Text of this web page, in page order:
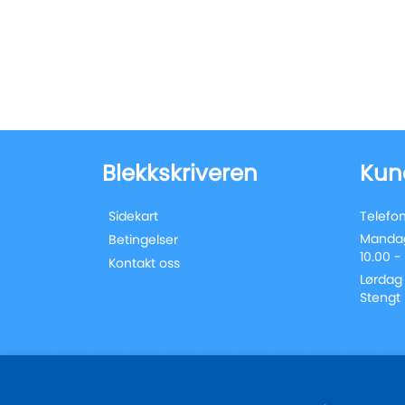
Blekkskriveren
Sidekart
Betingelser
Kontakt oss
10.00 -
Stengt